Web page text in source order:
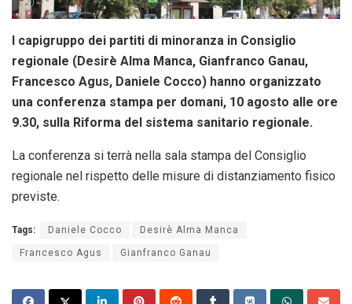
I capigruppo dei partiti di minoranza in Consiglio
regionale (Desirè Alma Manca, Gianfranco Ganau,
Francesco Agus, Daniele Cocco) hanno organizzato
una conferenza stampa per domani, 10 agosto alle ore
9.30, sulla Riforma del sistema sanitario regionale.
La conferenza si terrà nella sala stampa del Consiglio
regionale nel rispetto delle misure di distanziamento fisico
previste.
Tags: Daniele Cocco Desirè Alma Manca
Francesco Agus Gianfranco Ganau